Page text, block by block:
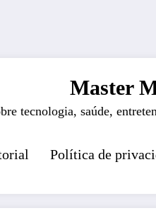
Master
tecnologia, saúde,
Política de